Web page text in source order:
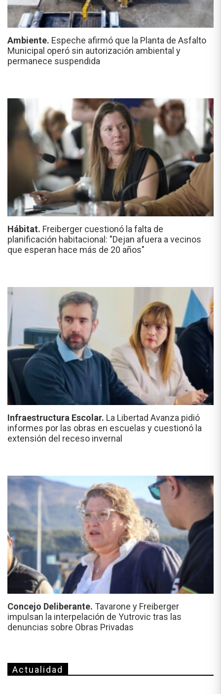
Ambiente. Espeche afirmó que la Planta de Asfalto
Municipal operó sin autorización ambiental y
permanece suspendida
Hábitat. Freiberger cuestionó la falta de
planificación habitacional: "Dejan afuera a vecinos
que esperan hace más de 20 años"
Infraestructura Escolar. La Libertad Avanza pidió
informes por las obras en escuelas y cuestionó la
extensión del receso invernal
Concejo Deliberante. Tavarone y Freiberger
impulsan la interpelación de Yutrovic tras las
denuncias sobre Obras Privadas
Actualidad